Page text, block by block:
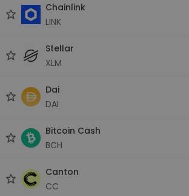
Chainlink
LINK
Stellar
XLM
Dai
DAI
Bitcoin Cash
BCH
Canton
CC